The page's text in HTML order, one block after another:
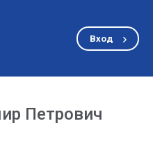
Вход
Петрович